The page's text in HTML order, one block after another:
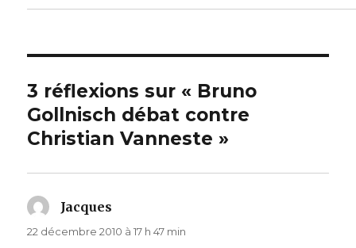
3 réflexions sur « Bruno
Gollnisch débat contre
Christian Vanneste »
Jacques
22 décembre 2010 à 17 h 47 min